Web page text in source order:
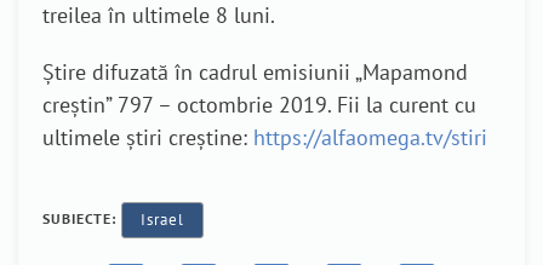
treilea în ultimele 8 luni.
Știre difuzată în cadrul emisiunii „Mapamond
creștin” 797 – octombrie 2019. Fii la curent cu
ultimele știri creștine: https://alfaomega.tv/stiri
SUBIECTE: Israel